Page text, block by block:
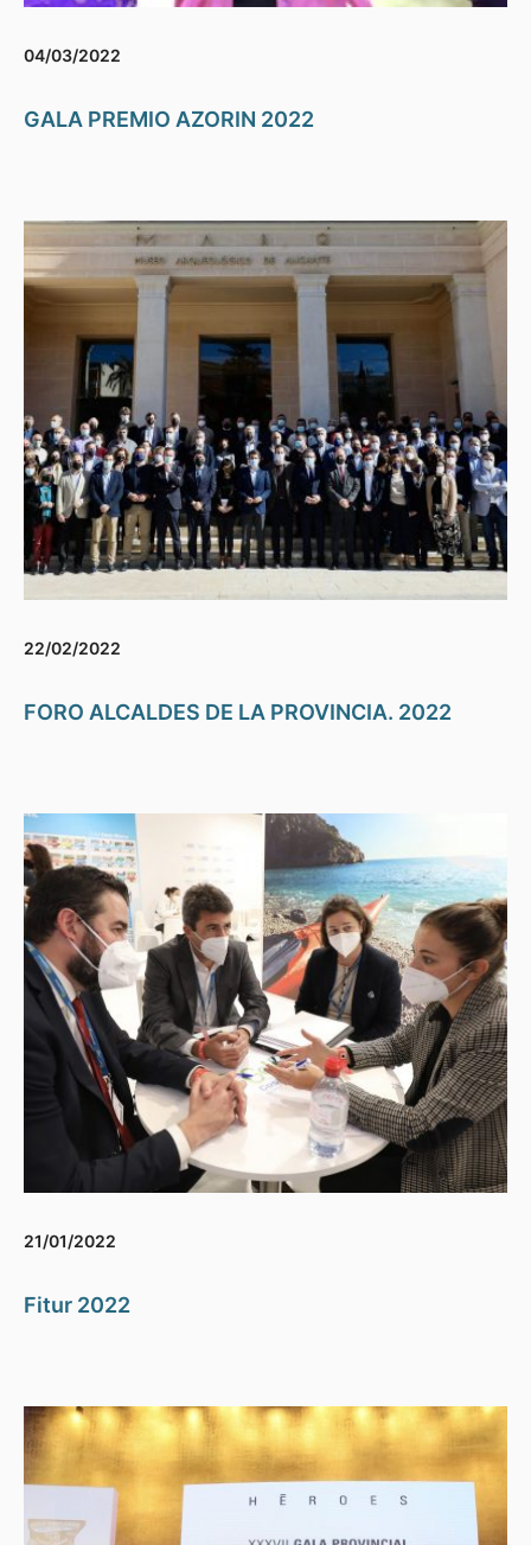
04/03/2022
GALA PREMIO AZORIN 2022
22/02/2022
FORO ALCALDES DE LA PROVINCIA. 2022
21/01/2022
Fitur 2022